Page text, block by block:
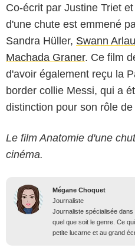
Co-écrit par Justine Triet et
d'une chute est emmené
Sandra Hüller, Swann
Machada Graner. Ce film
d'avoir également reçu la
border collie Messi, qui a
distinction pour son rôle
Le film Anatomie d'une
cinéma.
Mégane Choquet
Journaliste
Journaliste spécialisée
quel que soit le genre. Ce
petite lucarne et au grand